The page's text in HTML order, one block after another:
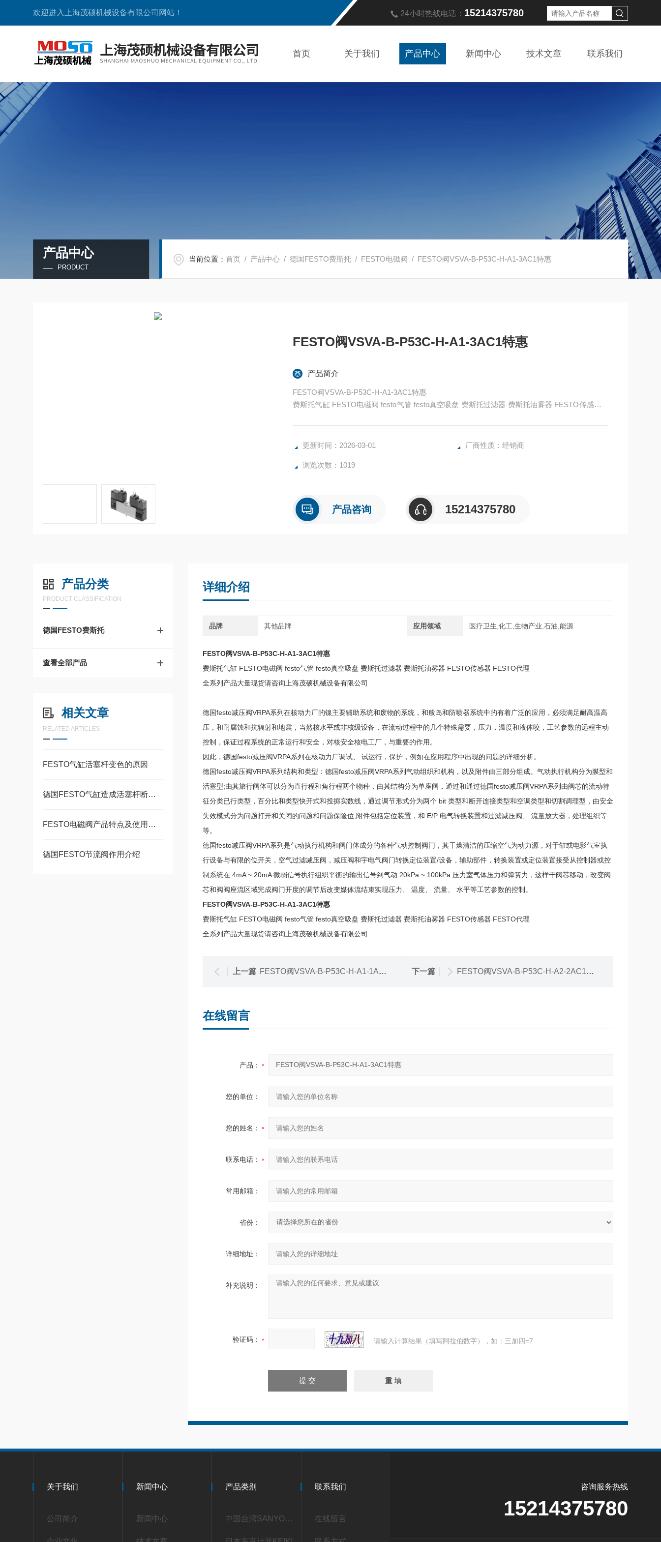
欢迎进入上海茂硕机械设备有限公司网站！ 24小时热线电话： 15214375780
首页 关于我们 产品中心 新闻中心 技术文章 联系我们
产品中心
PRODUCT
当前位置：首页 / 产品中心 /德国FESTO费斯托 / FESTO电磁阀 / FESTO阀VSVA-B-P53C-H-A1-3AC1特惠
FESTO阀VSVA-B-P53C-H-A1-3AC1特惠
产品简介
FESTO阀VSVA-B-P53C-H-A1-3AC1特惠
费斯托气缸 FESTO电磁阀 festo气管 festo真空吸盘 费斯托过滤器 费斯托油雾器 FESTO传感器 F
更新时间：2026-03-01
厂商性质：经销商
浏览次数：1019
产品咨询 15214375780
产品分类
PRODUCT CLASSIFICATION
德国FESTO费斯托
查看全部产品
相关文章
RELATED ARTICLES
FESTO气缸活塞杆变色的原因
德国FESTO气缸造成活塞杆断裂的常见原因
FESTO电磁阀产品特点及使用要求
德国FESTO节流阀作用介绍
详细介绍
品牌 其他品牌 应用领域 医疗卫生,化工,生物产业,石油,能源
FESTO阀VSVA-B-P53C-H-A1-3AC1特惠
费斯托气缸 FESTO电磁阀 festo气管 festo真空吸盘 费斯托过滤器 费斯托油雾器 FESTO传感器 FESTO代理
全系列产品大量现货请咨询上海茂硕机械设备有限公司
德国festo减压阀VRPA系列在核动力厂的镍主要辅助系统和废物的系统，和般岛和防喷器系统中的有着广泛的应用，必须满足耐高温高
压，和耐腐蚀和抗辐射和地震，当然核水平或非核级设备，在流动过程中的几个特殊需要，压力，温度和液体咬，工艺参数的远程主动
控制，保证过程系统的正常运行和安全，对核安全核电工厂，与重要的作用。
因此，德国festo减压阀VRPA系列在核动力厂调试、 试运行，保护，例如在应用程序中出现的问题的详细分析。
德国festo减压阀VRPA系列结构和类型：德国festo减压阀VRPA系列气动组织和机构，以及附件由三部分组成。气动执行机构分为膜型和
活塞型;由其旅行阀体可以分为直行程和角行程两个物种，由其结构分为单座阀，通过和通过德国festo减压阀VRPA系列由阀芯的流动特
征分类已行类型，百分比和类型快开式和投掷实数线，通过调节形式分为两个 bit 类型和断开连接类型和空调类型和切割调理型，由安全
失效模式分为问题打开和关闭的问题和问题保险位;附件包括定位装置，和 E/P 电气转换装置和过滤减压阀、 流量放大器，处理组织等
等。
德国festo减压阀VRPA系列是气动执行机构和阀门体成分的各种气动控制阀门，其干燥清洁的压缩空气为动力源，对于缸或电影气室执
行设备与有限的位开关，空气过滤减压阀，减压阀和宇电气阀门转换定位装置/设备，辅助部件，转换装置或定位装置接受从控制器或控
制系统在 4mA ~ 20mA 微弱信号执行组织平衡的输出信号到气动 20kPa ~ 100kPa 压力室气体压力和弹簧力，这样干阀芯移动，改变阀
芯和阀阀座流区域完成阀门开度的调节后改变媒体流结束实现压力、 温度、 流量、 水平等工艺参数的控制。
FESTO阀VSVA-B-P53C-H-A1-3AC1特惠
费斯托气缸 FESTO电磁阀 festo气管 festo真空吸盘 费斯托过滤器 费斯托油雾器 FESTO传感器 FESTO代理
全系列产品大量现货请咨询上海茂硕机械设备有限公司
上一篇 FESTO阀VSVA-B-P53C-H-A1-1AC1现货 下一篇 FESTO阀VSVA-B-P53C-H-A2-2AC1现货
在线留言
产品：
您的单位：
您的姓名：
联系电话：
常用邮箱：
省份：
详细地址：
补充说明：
验证码： 请输入计算结果（填写阿拉伯数字），如：三加四=7
关于我们
公司简介
新闻中心
新闻中心
产品类别
中国台湾SANYOU三友
联系我们
在线留言
咨询服务热线
15214375780